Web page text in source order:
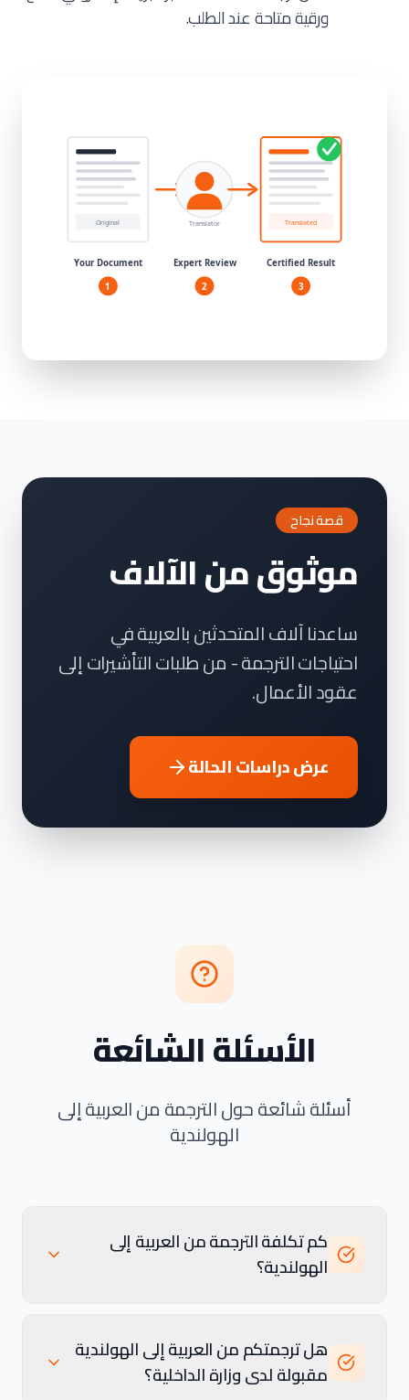
ورقية متاحة عند الطلب.
قصة نجاح
موثوق من الآلاف
ساعدنا آلاف المتحدثين بالعربية في
احتياجات الترجمة - من طلبات التأشيرات إلى
عقود الأعمال.
عرض دراسات الحالة
الأسئلة الشائعة
أسئلة شائعة حول الترجمة من العربية إلى
الهولندية
كم تكلفة الترجمة من العربية إلى
الهولندية؟
هل ترجمتكم من العربية إلى الهولندية
مقبولة لدى وزارة الداخلية؟